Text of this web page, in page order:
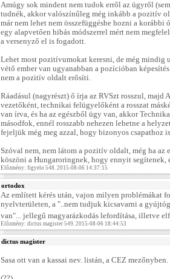
Amúgy sok mindent nem tudok erről az ügyről
tudnék, akkor valószínűleg még inkább a pozitív
már nem lehet nem összefüggésbe hozni a korábbi
egy alapvetően hibás módszerrel mért nem
a versenyző el is fogadott.
Lehet most pozitívumokat keresni, de még mindig
vétő ember van ugyanabban a pozícióban
nem a pozitív oldalt erősíti.
Ráadásul (nagyrészt) ő írja az RVSzt rosszul, majd
vezetőként, technikai felügyelőként a rosszat
van írva, és ha az egészből ügy van, akkor
másodfok, ennél rosszabb nehezen lehetne a
fejeljük még meg azzal, hogy bizonyos csapathoz
Szóval nem, nem látom a pozitív oldalt, még ha az
köszöni a Hungaroringnek, hogy ennyit segítenek,
Előzmény: figyelo 548. 2015-08-06 14:37:15
ortodox
Az említett kérés után, vajon milyen problémákat
nyelvterületen, a "..nem tudjuk kicsavarni a
van"... jellegű magyarázkodás lefordítása, illetve
Előzmény: dictus magister 549. 2015-08-06 18:44:53
dictus magister
Sasa ott van a kassai nev. listán, a CEZ mezőnyben.